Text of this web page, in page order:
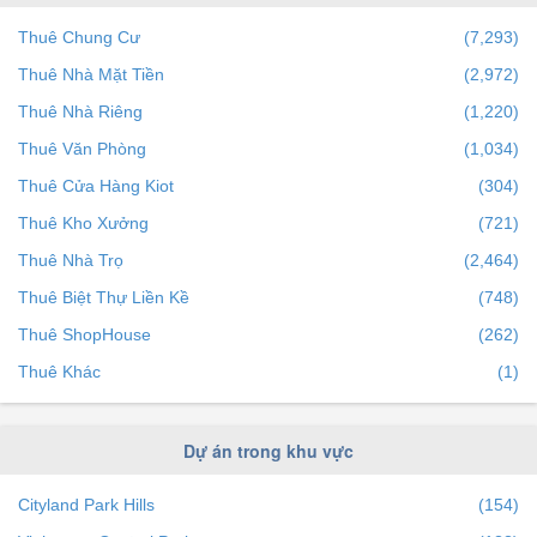
Quận Tân Phú
(226)
(368)
Huyện Bình Chánh
(201)
(97)
(260)
(275)
(80)
(166)
(66)
(89)
Huyện Cần Giờ
(0)
Thuê Chung Cư
(7,293)
Thuê Nhà Mặt Tiền
(2,972)
Thuê Nhà Riêng
(1,220)
Thuê Văn Phòng
(1,034)
Thuê Cửa Hàng Kiot
(304)
Thuê Kho Xưởng
(721)
Thuê Nhà Trọ
(2,464)
Thuê Biệt Thự Liền Kề
(748)
Thuê ShopHouse
(262)
Thuê Khác
(1)
Dự án trong khu vực
Cityland Park Hills
(154)